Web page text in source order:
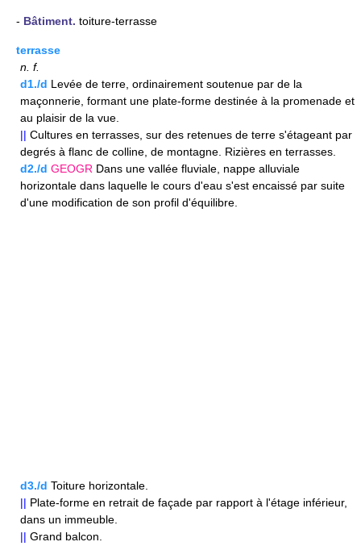
- Bâtiment. toiture-terrasse
terrasse
n. f.
d1./d Levée de terre, ordinairement soutenue par de la
maçonnerie, formant une plate-forme destinée à la promenade et
au plaisir de la vue.
|| Cultures en terrasses, sur des retenues de terre s'étageant par
degrés à flanc de colline, de montagne. Rizières en terrasses.
d2./d GEOGR Dans une vallée fluviale, nappe alluviale
horizontale dans laquelle le cours d'eau s'est encaissé par suite
d'une modification de son profil d'équilibre.
d3./d Toiture horizontale.
|| Plate-forme en retrait de façade par rapport à l'étage inférieur,
dans un immeuble.
|| Grand balcon.